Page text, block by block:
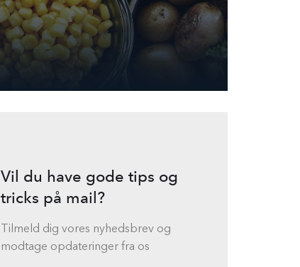
Vil du have gode tips og
tricks på mail?
Tilmeld dig vores nyhedsbrev og
modtage opdateringer fra os